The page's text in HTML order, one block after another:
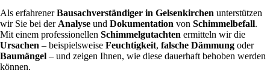
Als erfahrenerBausachverständiger in Gelsenkirchen unterstützen
wir Sie bei der Analyse und Dokumentation von Schimmelbefall.
Mit einem professionellen Schimmelgutachten ermitteln wir die
Ursachen – beispielsweise Feuchtigkeit, falsche Dämmung oder
Baumängel – und zeigen Ihnen, wie diese dauerhaft behoben werden
können.